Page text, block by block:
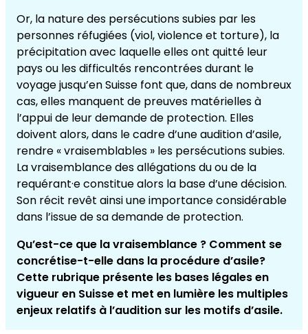
Or, la nature des persécutions subies par les
personnes réfugiées (viol, violence et torture), la
précipitation avec laquelle elles ont quitté leur
pays ou les difficultés rencontrées durant le
voyage jusqu’en Suisse font que, dans de nombreux
cas, elles manquent de preuves matérielles à
l’appui de leur demande de protection. Elles
doivent alors, dans le cadre d’une audition d’asile,
rendre « vraisemblables » les persécutions subies.
La vraisemblance des allégations du ou de la
requérant·e constitue alors la base d’une décision.
Son récit revêt ainsi une importance considérable
dans l’issue de sa demande de protection.
Qu’est-ce que la vraisemblance ? Comment se
concrétise-t-elle dans la procédure d’asile?
Cette rubrique présente les bases légales en
vigueur en Suisse et met en lumière les multiples
enjeux relatifs à l’audition sur les motifs d’asile.